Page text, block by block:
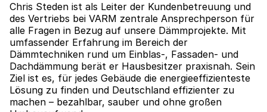
Chris Steden ist als Leiter der Kundenbetreuung und
des Vertriebs bei VARM zentrale Ansprechperson für
alle Fragen in Bezug auf unsere Dämmprojekte. Mit
umfassender Erfahrung im Bereich der
Dämmtechniken rund um Einblas-, Fassaden- und
Dachdämmung berät er Hausbesitzer praxisnah. Sein
Ziel ist es, für jedes Gebäude die energieeffizienteste
Lösung zu finden und Deutschland effizienter zu
machen – bezahlbar, sauber und ohne großen